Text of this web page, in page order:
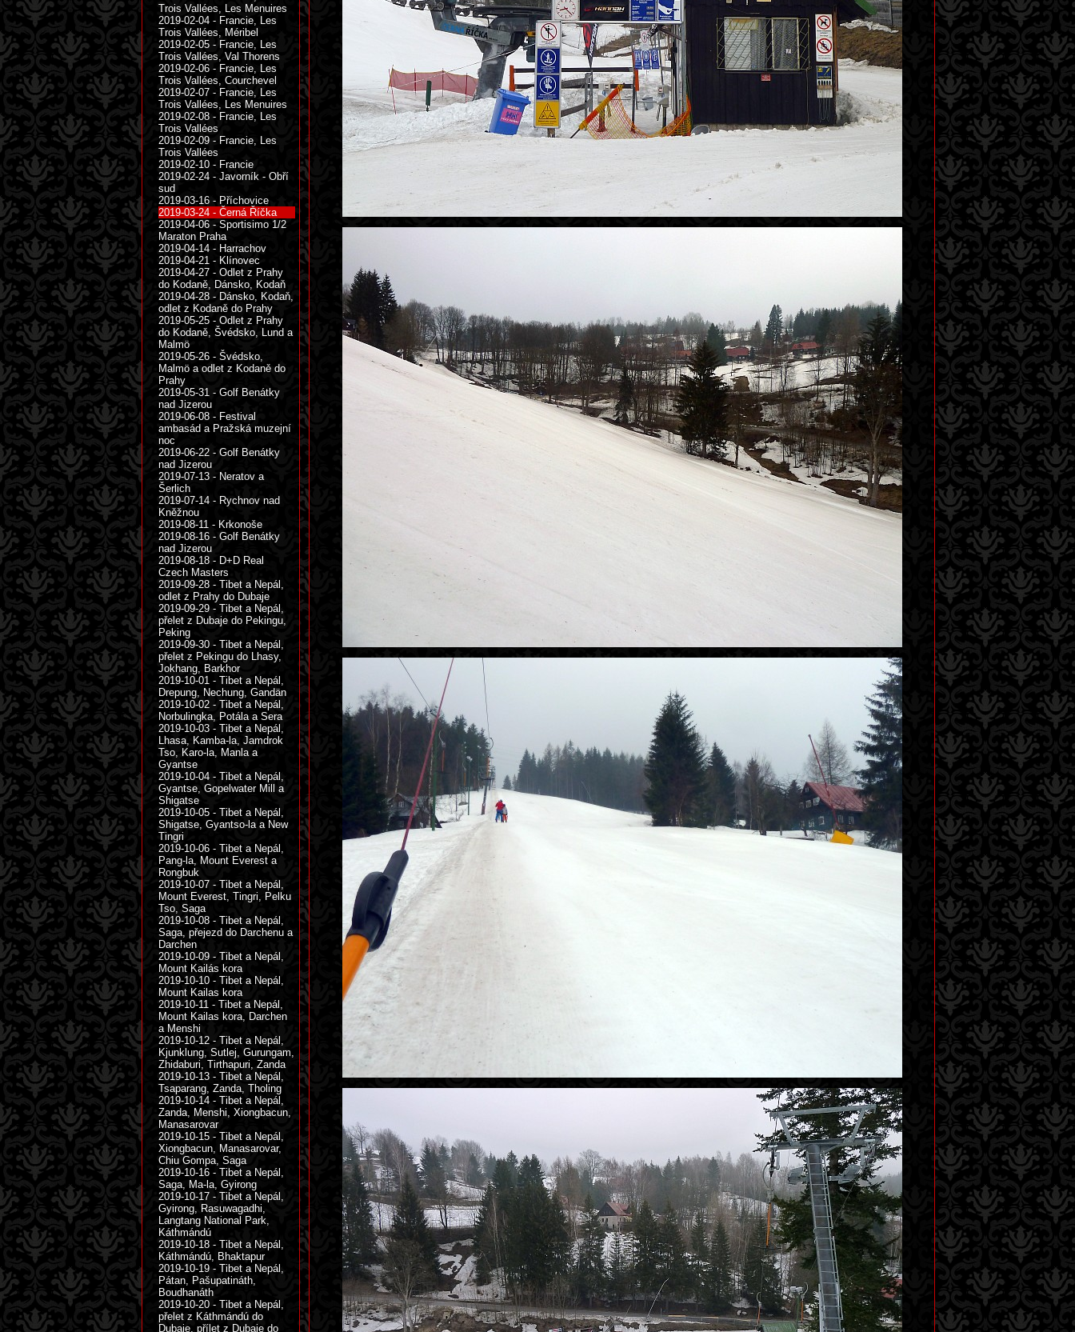
Trois Vallées, Les Menuires
2019-02-04 - Francie, Les
Trois Vallées, Méribel
2019-02-05 - Francie, Les
Trois Vallées, Val Thorens
2019-02-06 - Francie, Les
Trois Vallées, Courchevel
2019-02-07 - Francie, Les
Trois Vallées, Les Menuires
2019-02-08 - Francie, Les
Trois Vallées
2019-02-09 - Francie, Les
Trois Vallées
2019-02-10 - Francie
2019-02-24 - Javorník - Obří
sud
2019-03-16 - Příchovice
2019-03-24 - Černá Říčka
2019-04-06 - Sportisimo 1/2
Maraton Praha
2019-04-14 - Harrachov
2019-04-21 - Klínovec
2019-04-27 - Odlet z Prahy
do Kodaně, Dánsko, Kodaň
2019-04-28 - Dánsko, Kodaň,
odlet z Kodaně do Prahy
2019-05-25 - Odlet z Prahy
do Kodaně, Švédsko, Lund a
Malmö
2019-05-26 - Švédsko,
Malmö a odlet z Kodaně do
Prahy
2019-05-31 - Golf Benátky
nad Jizerou
2019-06-08 - Festival
ambasád a Pražská muzejní
noc
2019-06-22 - Golf Benátky
nad Jizerou
2019-07-13 - Neratov a
Šerlich
2019-07-14 - Rychnov nad
Kněžnou
2019-08-11 - Krkonoše
2019-08-16 - Golf Benátky
nad Jizerou
2019-08-18 - D+D Real
Czech Masters
2019-09-28 - Tibet a Nepál,
odlet z Prahy do Dubaje
2019-09-29 - Tibet a Nepál,
přelet z Dubaje do Pekingu,
Peking
2019-09-30 - Tibet a Nepál,
přelet z Pekingu do Lhasy,
Jokhang, Barkhor
2019-10-01 - Tibet a Nepál,
Drepung, Nechung, Gandän
2019-10-02 - Tibet a Nepál,
Norbulingka, Potála a Sera
2019-10-03 - Tibet a Nepál,
Lhasa, Kamba-la, Jamdrok
Tso, Karo-la, Manla a
Gyantse
2019-10-04 - Tibet a Nepál,
Gyantse, Gopelwater Mill a
Shigatse
2019-10-05 - Tibet a Nepál,
Shigatse, Gyantso-la a New
Tingri
2019-10-06 - Tibet a Nepál,
Pang-la, Mount Everest a
Rongbuk
2019-10-07 - Tibet a Nepál,
Mount Everest, Tingri, Pelku
Tso, Saga
2019-10-08 - Tibet a Nepál,
Saga, přejezd do Darchenu a
Darchen
2019-10-09 - Tibet a Nepál,
Mount Kailás kora
2019-10-10 - Tibet a Nepál,
Mount Kailas kora
2019-10-11 - Tibet a Nepál,
Mount Kailas kora, Darchen
a Menshi
2019-10-12 - Tibet a Nepál,
Kjunklung, Sutlej, Gurungam,
Zhidaburi, Tirthapuri, Zanda
2019-10-13 - Tibet a Nepál,
Tsaparang, Zanda, Tholing
2019-10-14 - Tibet a Nepál,
Zanda, Menshi, Xiongbacun,
Manasarovar
2019-10-15 - Tibet a Nepál,
Xiongbacun, Manasarovar,
Chiu Gompa, Saga
2019-10-16 - Tibet a Nepál,
Saga, Ma-la, Gyirong
2019-10-17 - Tibet a Nepál,
Gyirong, Rasuwagadhi,
Langtang National Park,
Káthmándú
2019-10-18 - Tibet a Nepál,
Káthmándú, Bhaktapur
2019-10-19 - Tibet a Nepál,
Pátan, Pašupatináth,
Boudhanáth
2019-10-20 - Tibet a Nepál,
přelet z Káthmándú do
Dubaje, přílet z Dubaje do